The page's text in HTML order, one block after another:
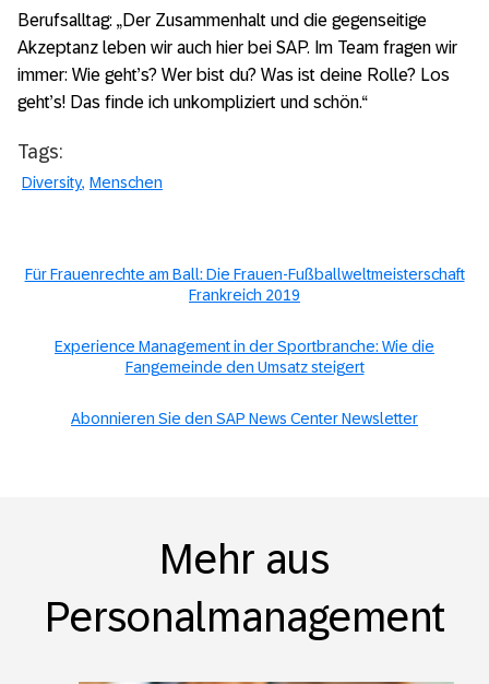
Berufsalltag: „Der Zusammenhalt und die gegenseitige
Akzeptanz leben wir auch hier bei SAP. Im Team fragen wir
immer: Wie geht’s? Wer bist du? Was ist deine Rolle? Los
geht’s! Das finde ich unkompliziert und schön.“
Tags:
Diversity Menschen
Für Frauenrechte am Ball: Die Frauen-Fußballweltmeisterschaft
Frankreich 2019
Experience Management in der Sportbranche: Wie die
Fangemeinde den Umsatz steigert
Abonnieren Sie den SAP News Center Newsletter
Mehr aus
Personalmanagement